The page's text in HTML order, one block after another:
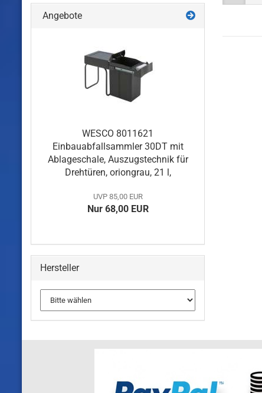
Angebote
WESCO 8011621
Einbauabfallsammler 30DT mit
Ablageschale, Auszugstechnik für
Drehtüren, oriongrau, 21 l,
UVP 85,00 EUR
Nur 68,00 EUR
Hersteller